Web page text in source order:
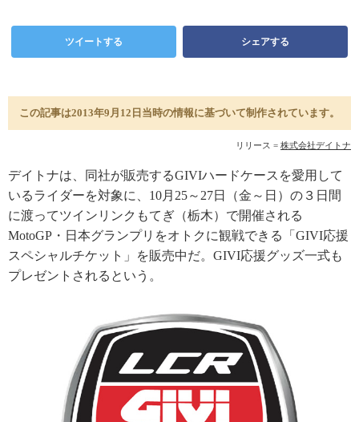
ツイートする シェアする
この記事は2013年9月12日当時の情報に基づいて制作されています。
リリース = 株式会社デイトナ
デイトナは、同社が販売するGIVIハードケースを愛用して
いるライダーを対象に、10月25～27日（金～日）の３日間
に渡ってツインリンクもてぎ（栃木）で開催される
MotoGP・日本グランプリをオトクに観戦できる「GIVI応援
スペシャルチケット」を販売中だ。GIVI応援グッズ一式も
プレゼントされるという。